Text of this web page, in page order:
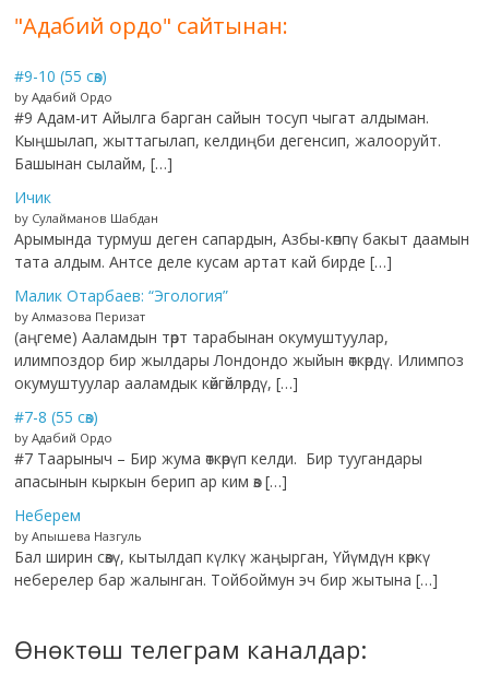
"Адабий ордо" сайтынан:
#9-10 (55 сөз)
by Адабий Ордо
#9 Адам-ит Айылга барган сайын тосуп чыгат алдыман.
Кыңшылап, жыттагылап, келдиңби дегенсип, жалооруйт.
Башынан сылайм, […]
Ичик
by Сулайманов Шабдан
Арымында турмуш деген сапардын, Азбы-көппү бакыт даамын
тата алдым. Антсе деле кусам артат кай бирде […]
Малик Отарбаев: “Эгология”
by Алмазова Перизат
(аңгеме) Ааламдын төрт тарабынан окумуштуулар,
илимпоздор бир жылдары Лондондо жыйын өткөрдү. Илимпоз
окумуштуулар ааламдык көйгөйлөрдү, […]
#7-8 (55 сөз)
by Адабий Ордо
#7 Таарыныч – Бир жума өткөрүп келди. Бир туугандары
апасынын кыркын берип ар ким өз […]
Неберем
by Апышева Назгуль
Бал ширин сөзү, кытылдап күлкү жаңырган, Үйүмдүн көркү
неберелер бар жалынган. Тойбоймун эч бир жытына […]
Өнөктөш телеграм каналдар: